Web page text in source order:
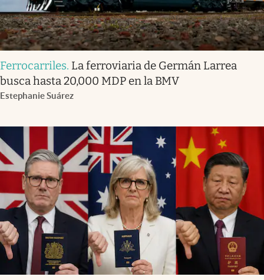
Ferrocarriles. La ferroviaria de Germán Larrea
busca hasta 20,000 MDP en la BMV
Estephanie Suárez